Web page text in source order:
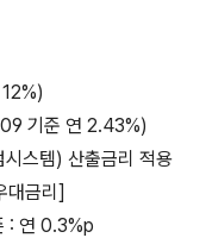
기준 연 2.43%)
스템) 산출금리 적용
금리]
: 연 0.3%p